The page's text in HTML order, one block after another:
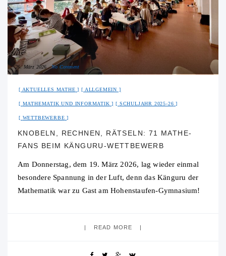
26. März 2026 No Comment
AKTUELLES MATHE ALLGEMEIN
MATHEMATIK UND INFORMATIK SCHULJAHR 2025-26
WETTBEWERBE
KNOBELN, RECHNEN, RÄTSELN: 71 MATHE-
FANS BEIM KÄNGURU-WETTBEWERB
Am Donnerstag, dem 19. März 2026, lag wieder einmal
besondere Spannung in der Luft, denn das Känguru der
Mathematik war zu Gast am Hohenstaufen-Gymnasium!
READ MORE